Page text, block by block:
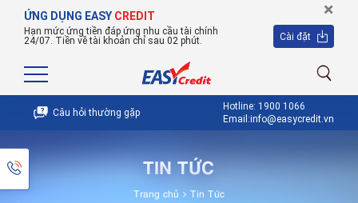
ỨNG DỤNG EASY CREDIT
Hạn mức ứng tiền đáp ứng nhu cầu tài chính
24/07. Tiền về tài khoản chỉ sau 02 phút.
×
Cài đặt
Câu hỏi thường gặp
Hotline: 1900 1066
Email:info@easycredit.vn
TIN TỨC
Trang chủ Tin Tức